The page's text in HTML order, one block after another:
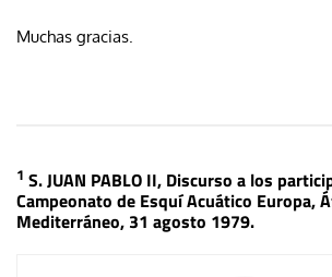
Muchas gracias.
1 S. JUAN PABLO II, Discurso a los
Campeonato de Esquí Acuático Europa,
Mediterráneo, 31 agosto 1979.